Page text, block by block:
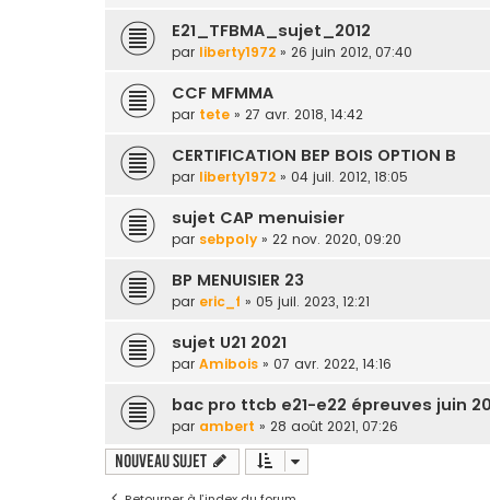
E21_TFBMA_sujet_2012
par liberty1972 » 26 juin 2012, 07:40
CCF MFMMA
par tete » 27 avr. 2018, 14:42
CERTIFICATION BEP BOIS OPTION B
par liberty1972 » 04 juil. 2012, 18:05
sujet CAP menuisier
par sebpoly » 22 nov. 2020, 09:20
BP MENUISIER 23
par eric_f » 05 juil. 2023, 12:21
sujet U21 2021
par Amibois » 07 avr. 2022, 14:16
bac pro ttcb e21-e22 épreuves juin
par ambert » 28 août 2021, 07:26
Nouveau sujet